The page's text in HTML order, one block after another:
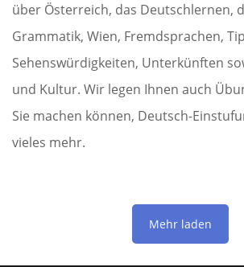
über Österreich, das Deutschlernen,
Grammatik, Wien, Fremdsprachen,
Sehenswürdigkeiten, Unterkünften
und Kultur. Wir legen Ihnen auch
Sie machen können, Deutsch-
vieles mehr.
Mehr laden